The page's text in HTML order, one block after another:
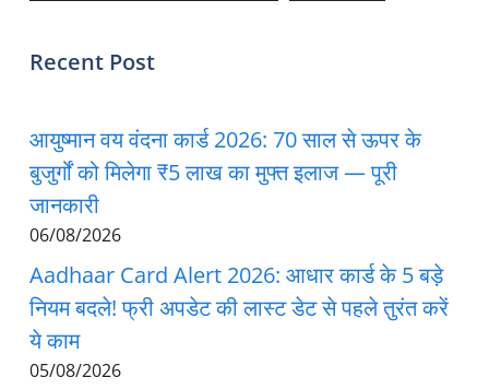
Recent Post
आयुष्मान वय वंदना कार्ड 2026: 70 साल से ऊपर के
बुजुर्गों को मिलेगा ₹5 लाख का मुफ्त इलाज — पूरी
जानकारी
06/08/2026
Aadhaar Card Alert 2026: आधार कार्ड के 5 बड़े
नियम बदले! फ्री अपडेट की लास्ट डेट से पहले तुरंत करें
ये काम
05/08/2026